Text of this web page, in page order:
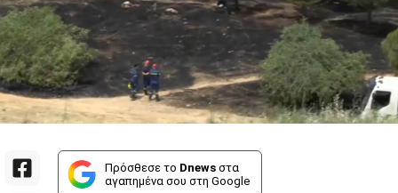
Πρόσθεσε το Dnews στα
αγαπημένα σου στη Google